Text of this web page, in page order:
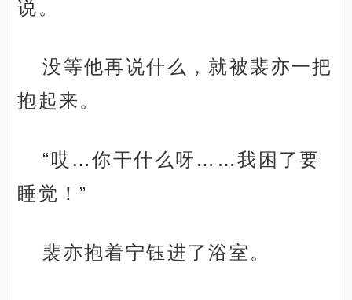
说。
没等他再说什么，就被裴亦一把
抱起来。
“哎…你干什么呀……我困了要
睡觉！”
裴亦抱着宁钰进了浴室。